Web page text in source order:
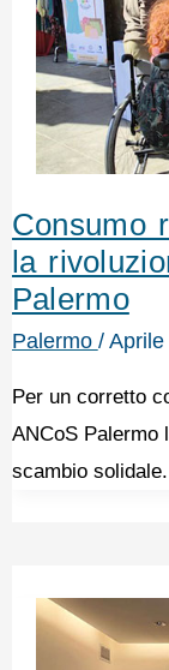
Consumo
la
Palermo
Palermo /
Per un corretto
ANCoS Palermo
scambio solidale.